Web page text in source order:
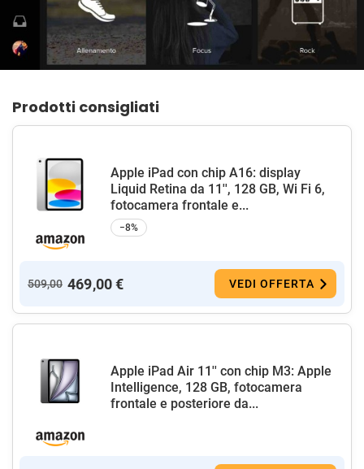
Prodotti consigliati
Apple iPad con chip A16: display
Liquid Retina da 11'', 128 GB, Wi Fi 6,
fotocamera frontale e...
−8%
509,00 469,00 € VEDI OFFERTA
Apple iPad Air 11'' con chip M3: Apple
Intelligence, 128 GB, fotocamera
frontale e posteriore da...